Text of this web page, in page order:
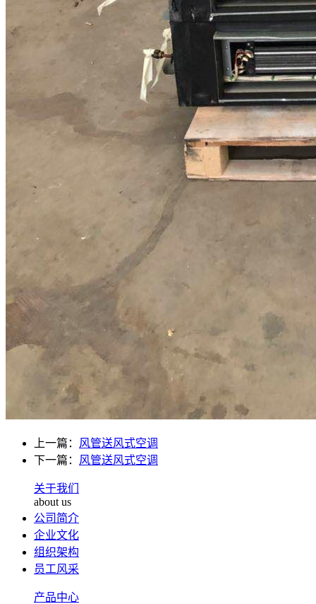
上一篇： 风管送风式空调
下一篇： 风管送风式空调
关于我们
about us
公司简介
企业文化
组织架构
员工风采
产品中心